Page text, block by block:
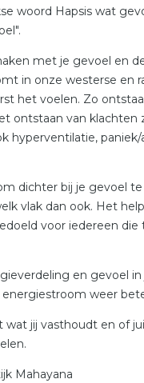
woord Hapsis wat
met je gevoel en
in onze westerse en
het voelen. Zo
ontstaan van klachten
hyperventilatie,
dichter bij je gevoel
vlak dan ook. Het
voor iedereen
en gevoel
weer
wat jij vasthoudt en of
Mahayana